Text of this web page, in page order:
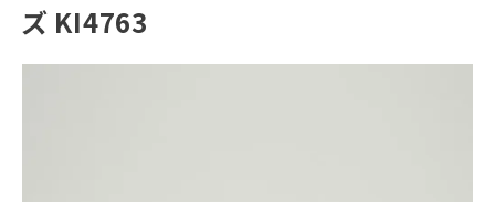
スポーツから選ぶ
ズ KI4763